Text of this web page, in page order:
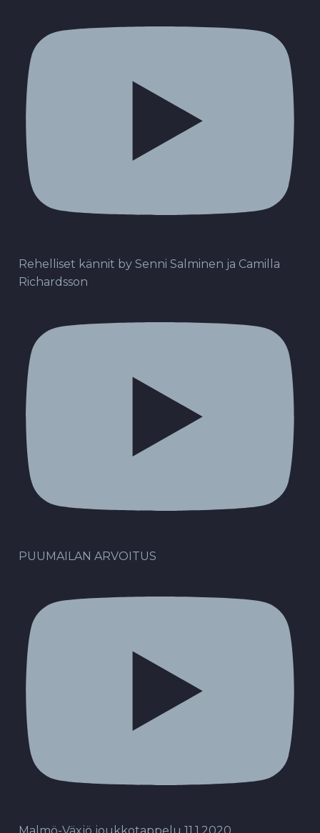
Rehelliset kännit by Senni Salminen ja Camilla
Richardsson
PUUMAILAN ARVOITUS
Malmö-Växjö joukkotappelu 11.1.2020